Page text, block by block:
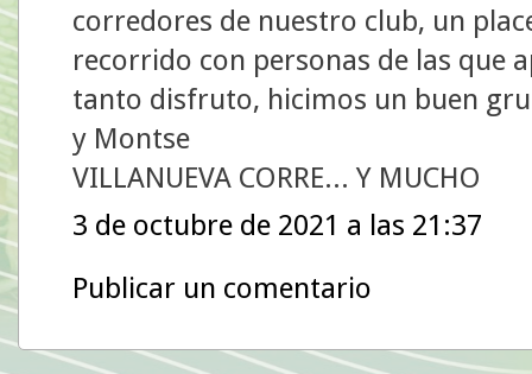
corredores de nuestro club, un
recorrido con personas de las que
tanto disfruto, hicimos un buen
y Montse
VILLANUEVA CORRE... Y MUCHO
3 de octubre de 2021 a las 21:37
Publicar un comentario